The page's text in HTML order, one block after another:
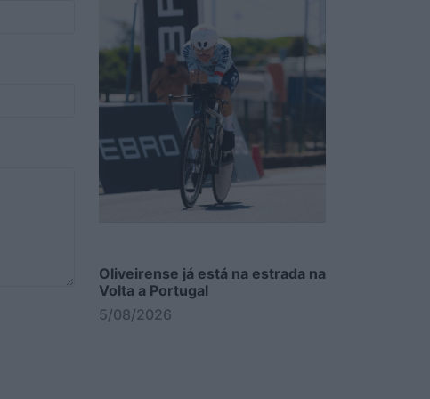
Oliveirense já está na estrada na
Volta a Portugal
5/08/2026